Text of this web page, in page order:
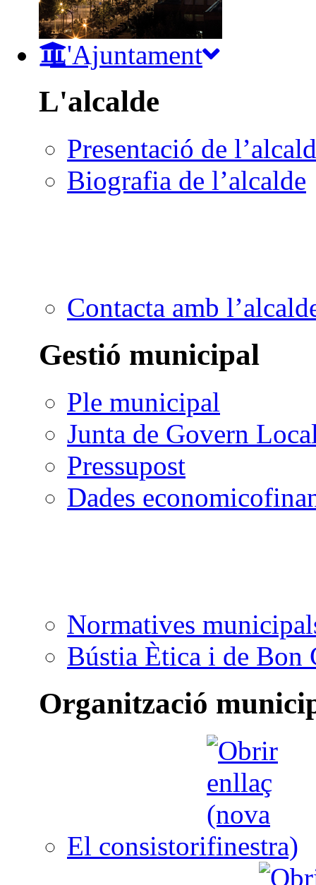
L'Ajuntament
L'alcalde
Presentació de
Biografia de l’alcalde
Contacta amb
Gestió municipal
Ple municipal
Junta de Govern
Pressupost
Dades
Normatives
Bústia Ètica i de Bon
Organització
El consistori